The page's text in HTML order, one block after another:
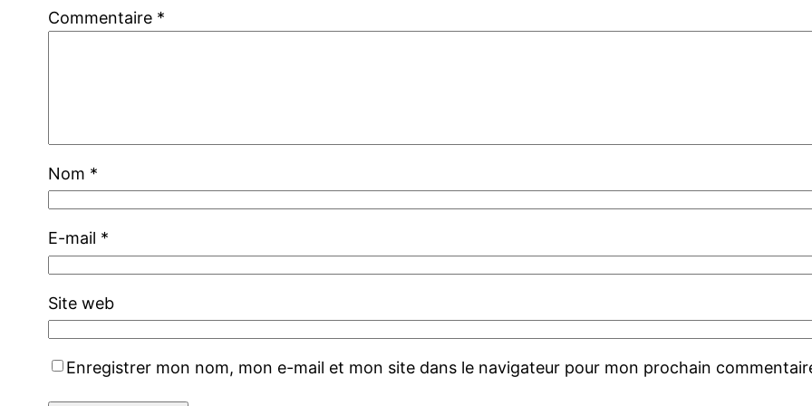
Commentaire *
Nom *
E-mail *
Site web
Enregistrer mon nom, mon e-mail et mon site dans le navigateur pour mon prochain